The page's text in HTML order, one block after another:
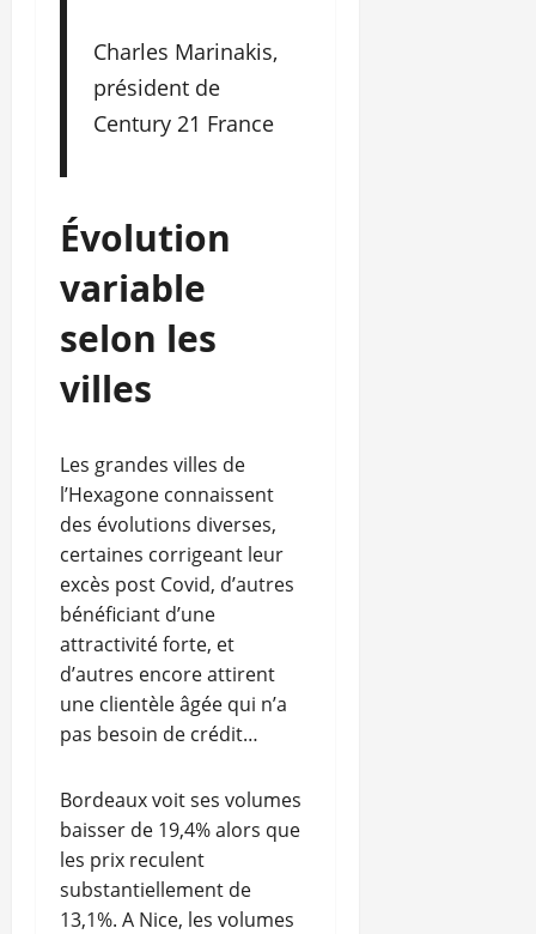
Charles Marinakis,
président de
Century 21 France
Évolution
variable
selon les
villes
Les grandes villes de
l’Hexagone connaissent
des évolutions diverses,
certaines corrigeant leur
excès post Covid, d’autres
bénéficiant d’une
attractivité forte, et
d’autres encore attirent
une clientèle âgée qui n’a
pas besoin de crédit…
Bordeaux voit ses volumes
baisser de 19,4% alors que
les prix reculent
substantiellement de
13,1%. A Nice, les volumes